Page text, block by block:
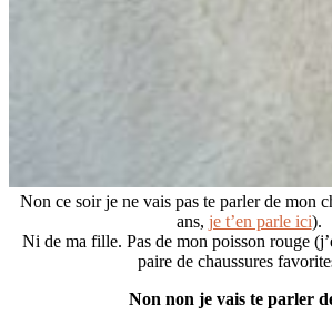
Non ce soir je ne vais pas te parler de mon
ans, je t’en parle ici).
Ni de ma fille. Pas de mon poisson rouge
paire de chaussures
Non non je vais te parler